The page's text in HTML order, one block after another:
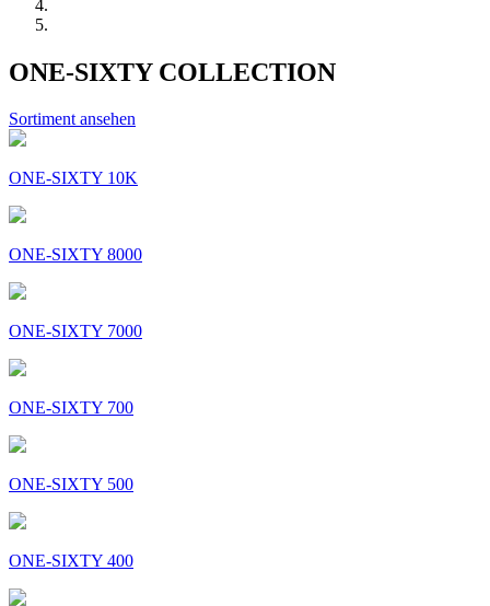
ONE-SIXTY COLLECTION
Sortiment ansehen
ONE-SIXTY 10K
ONE-SIXTY 8000
ONE-SIXTY 7000
ONE-SIXTY 700
ONE-SIXTY 500
ONE-SIXTY 400